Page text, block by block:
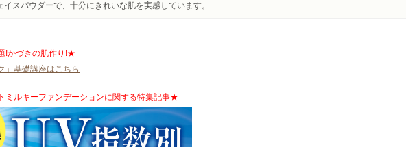
イスパウダーで、十分にきれいな肌を実感しています。
!かづきの肌作り!★
」基礎講座はこちら
ミルキーファンデーションに関する特集記事★